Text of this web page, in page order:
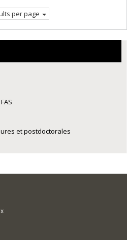
per page
et postdoctorales